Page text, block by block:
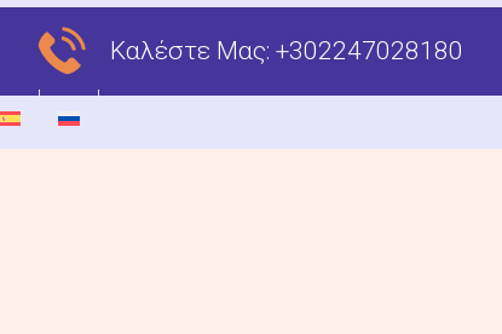
Καλέστε Μας: +302247028180